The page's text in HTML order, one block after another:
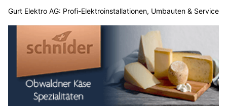
Gurt Elektro AG: Profi-Elektroinstallationen, Umbauten & Service